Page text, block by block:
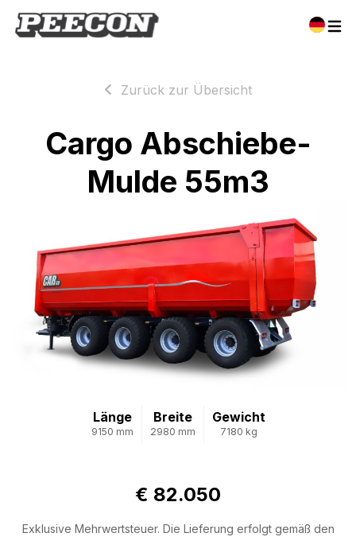
Zurück zur Übersicht
Cargo Abschiebe-
Mulde 55m3
Länge
9150 mm
Breite
2980 mm
Gewicht
7180 kg
€ 82.050
Exklusive Mehrwertsteuer. Die Lieferung erfolgt gemäß den